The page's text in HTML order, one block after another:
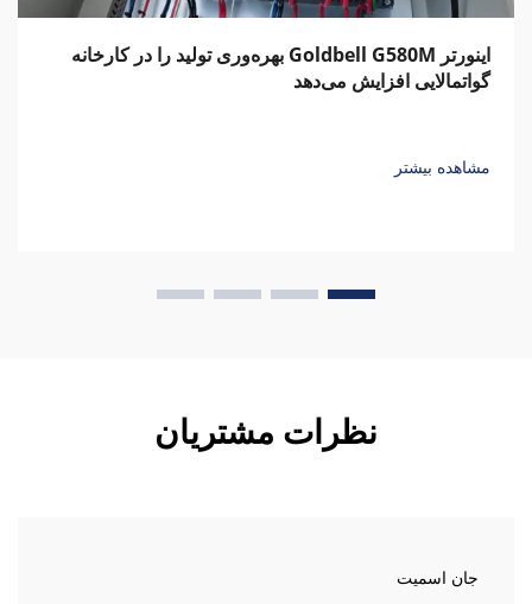
اینورتر Goldbell G580M بهره‌وری تولید را در کارخانه
گواتمالایی افزایش می‌دهد
مشاهده بیشتر
نظرات مشتریان
جان اسمیت